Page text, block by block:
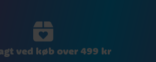
ved køb over 499 kr